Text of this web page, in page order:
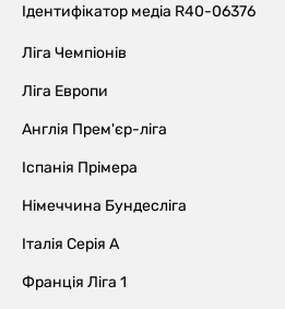
Ідентифікатор медіа R40-06376
Ліга Чемпіонів
Ліга Европи
Англія Прем'єр-ліга
Іспанія Прімера
Німеччина Бундесліга
Італія Серія А
Франція Ліга 1